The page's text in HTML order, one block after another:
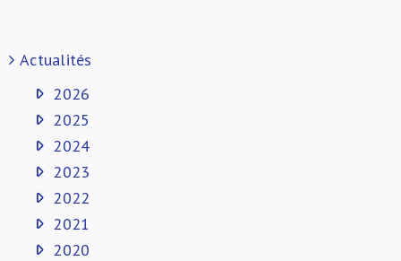
Actualités
2026
2025
2024
2023
2022
2021
2020